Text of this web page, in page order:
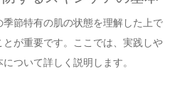
節特有の肌の状態を理解した上で
が重要です。ここでは、実践しや
ついて詳しく説明します。